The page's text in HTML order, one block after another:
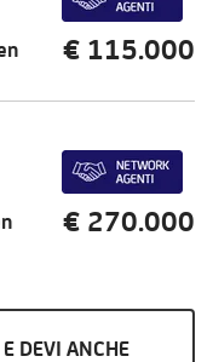
€ 115.000
€ 270.000
DEVI ANCHE